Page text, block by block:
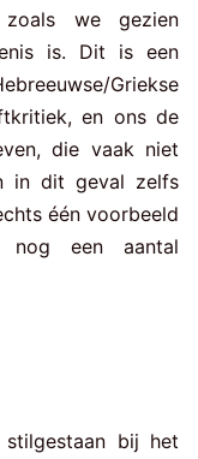
zoals we gezien
is. Dit is een
Griekse
en ons de
die vaak niet
in dit geval zelfs
één voorbeeld
een aantal
bij het